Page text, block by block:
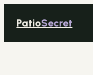
PatioSecret